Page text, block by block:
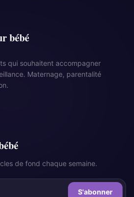
bébé
qui souhaitent accompagner
Maternage, parentalité
de fond chaque semaine.
S'abonner